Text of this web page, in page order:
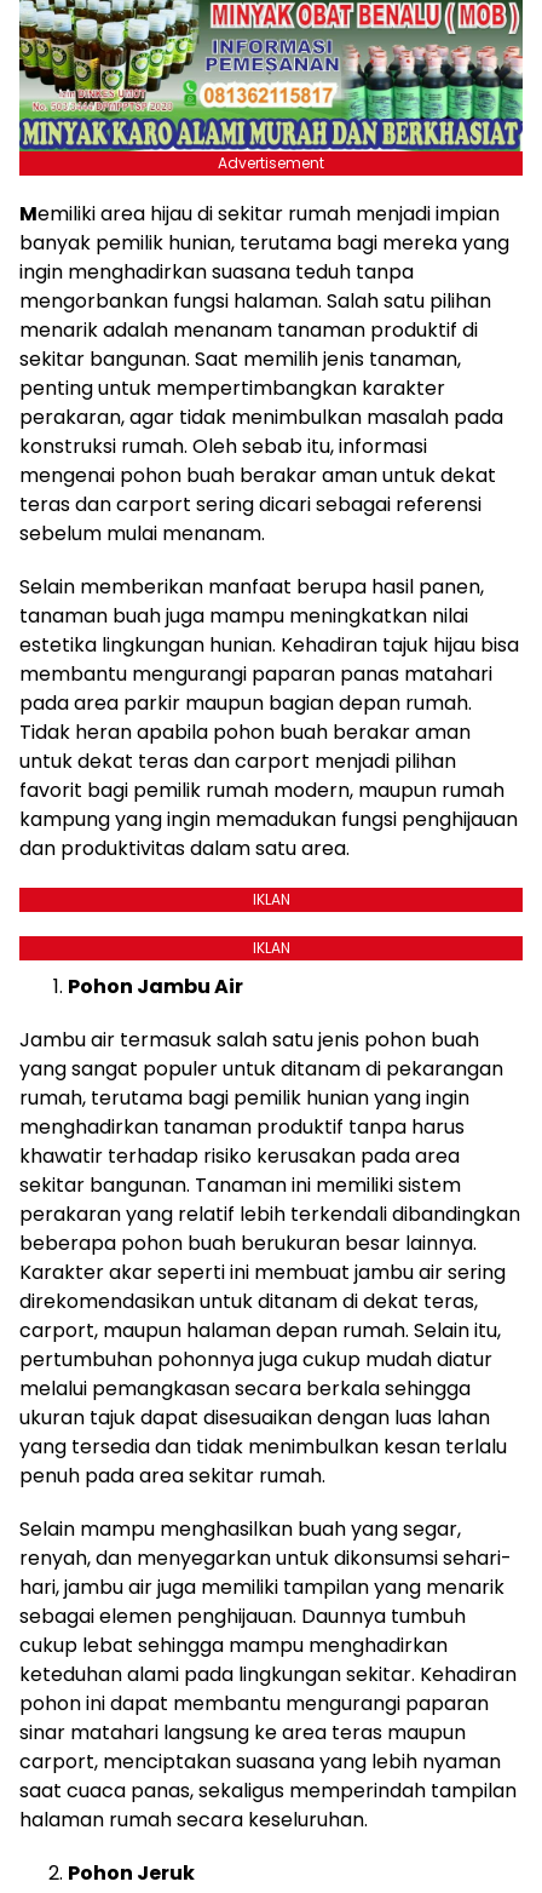
Advertisement
Memiliki area hijau di sekitar rumah menjadi impian
banyak pemilik hunian, terutama bagi mereka yang
ingin menghadirkan suasana teduh tanpa
mengorbankan fungsi halaman. Salah satu pilihan
menarik adalah menanam tanaman produktif di
sekitar bangunan. Saat memilih jenis tanaman,
penting untuk mempertimbangkan karakter
perakaran, agar tidak menimbulkan masalah pada
konstruksi rumah. Oleh sebab itu, informasi
mengenai pohon buah berakar aman untuk dekat
teras dan carport sering dicari sebagai referensi
sebelum mulai menanam.
Selain memberikan manfaat berupa hasil panen,
tanaman buah juga mampu meningkatkan nilai
estetika lingkungan hunian. Kehadiran tajuk hijau bisa
membantu mengurangi paparan panas matahari
pada area parkir maupun bagian depan rumah.
Tidak heran apabila pohon buah berakar aman
untuk dekat teras dan carport menjadi pilihan
favorit bagi pemilik rumah modern, maupun rumah
kampung yang ingin memadukan fungsi penghijauan
dan produktivitas dalam satu area.
IKLAN
IKLAN
Pohon Jambu Air
Jambu air termasuk salah satu jenis pohon buah
yang sangat populer untuk ditanam di pekarangan
rumah, terutama bagi pemilik hunian yang ingin
menghadirkan tanaman produktif tanpa harus
khawatir terhadap risiko kerusakan pada area
sekitar bangunan. Tanaman ini memiliki sistem
perakaran yang relatif lebih terkendali dibandingkan
beberapa pohon buah berukuran besar lainnya.
Karakter akar seperti ini membuat jambu air sering
direkomendasikan untuk ditanam di dekat teras,
carport, maupun halaman depan rumah. Selain itu,
pertumbuhan pohonnya juga cukup mudah diatur
melalui pemangkasan secara berkala sehingga
ukuran tajuk dapat disesuaikan dengan luas lahan
yang tersedia dan tidak menimbulkan kesan terlalu
penuh pada area sekitar rumah.
Selain mampu menghasilkan buah yang segar,
renyah, dan menyegarkan untuk dikonsumsi sehari-
hari, jambu air juga memiliki tampilan yang menarik
sebagai elemen penghijauan. Daunnya tumbuh
cukup lebat sehingga mampu menghadirkan
keteduhan alami pada lingkungan sekitar. Kehadiran
pohon ini dapat membantu mengurangi paparan
sinar matahari langsung ke area teras maupun
carport, menciptakan suasana yang lebih nyaman
saat cuaca panas, sekaligus memperindah tampilan
halaman rumah secara keseluruhan.
Pohon Jeruk